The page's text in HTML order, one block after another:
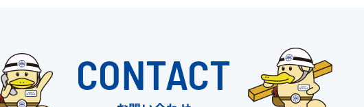
CONTACT